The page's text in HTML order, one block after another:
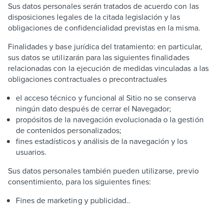
Sus datos personales serán tratados de acuerdo con las
disposiciones legales de la citada legislación y las
obligaciones de confidencialidad previstas en la misma.
Finalidades y base jurídica del tratamiento: en particular,
sus datos se utilizarán para las siguientes finalidades
relacionadas con la ejecución de medidas vinculadas a las
obligaciones contractuales o precontractuales
el acceso técnico y funcional al Sitio no se conserva
ningún dato después de cerrar el Navegador;
propósitos de la navegación evolucionada o la gestión
de contenidos personalizados;
fines estadísticos y análisis de la navegación y los
usuarios.
Sus datos personales también pueden utilizarse, previo
consentimiento, para los siguientes fines:
Fines de marketing y publicidad..